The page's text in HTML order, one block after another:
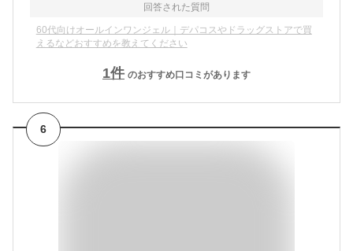
回答された質問
60代向けオールインワンジェル｜デパコスやドラッグストアで買
えるなどおすすめを教えてください
1件 のおすすめ口コミがあります
6